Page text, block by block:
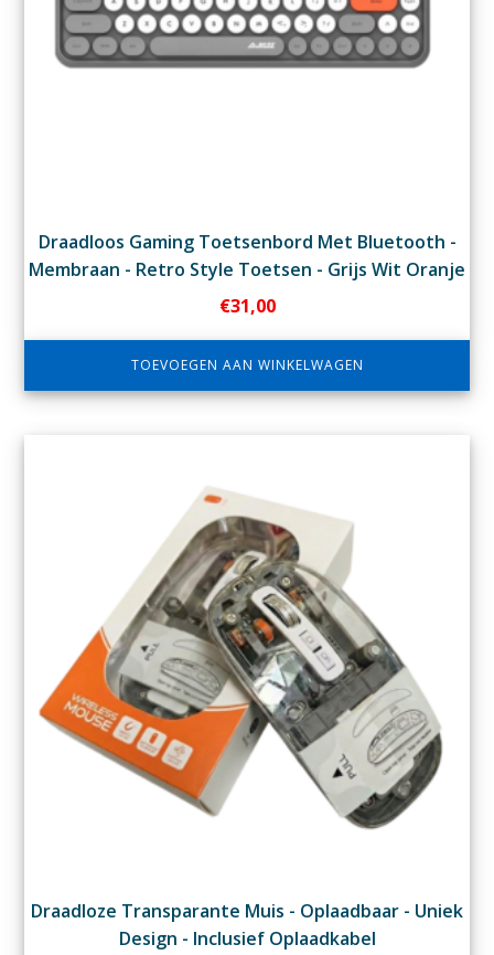
Draadloos Gaming Toetsenbord Met Bluetooth -
Membraan - Retro Style Toetsen - Grijs Wit Oranje
€31,00
TOEVOEGEN AAN WINKELWAGEN
Draadloze Transparante Muis - Oplaadbaar - Uniek
Design - Inclusief Oplaadkabel